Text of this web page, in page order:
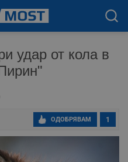
удар от кола в
1
ОДОБРЯВАМ